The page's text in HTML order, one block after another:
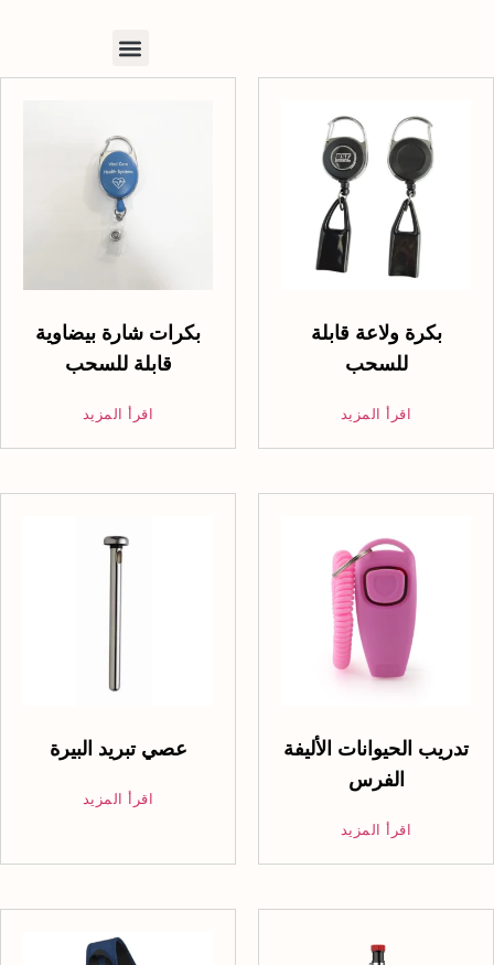
بكرات شارة بيضاوية
قابلة للسحب
اقرأ المزيد
بكرة ولاعة قابلة
للسحب
اقرأ المزيد
عصي تبريد البيرة
اقرأ المزيد
تدريب الحيوانات الأليفة
الفرس
اقرأ المزيد